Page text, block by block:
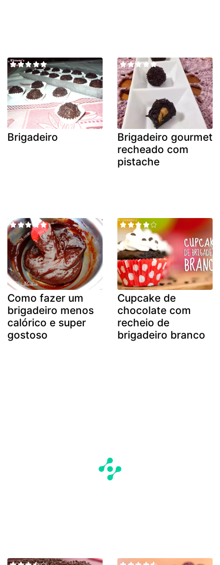
Brigadeiro
Brigadeiro gourmet
recheado com
pistache
Como fazer um
brigadeiro menos
calórico e super
gostoso
Cupcake de
chocolate com
recheio de
brigadeiro branco